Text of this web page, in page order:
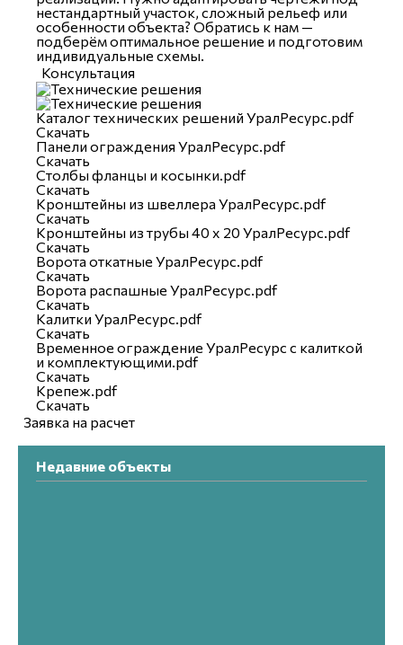
нестандартный участок, сложный рельеф или
особенности объекта? Обратись к нам —
подберём оптимальное решение и подготовим
индивидуальные схемы.
Консультация
Каталог технических решений УралРесурс.pdf
Скачать
Панели ограждения УралРесурс.pdf
Скачать
Столбы фланцы и косынки.pdf
Скачать
Кронштейны из швеллера УралРесурс.pdf
Скачать
Кронштейны из трубы 40 х 20 УралРесурс.pdf
Скачать
Ворота откатные УралРесурс.pdf
Скачать
Ворота распашные УралРесурс.pdf
Скачать
Калитки УралРесурс.pdf
Скачать
Временное ограждение УралРесурс с калиткой
и комплектующими.pdf
Скачать
Крепеж.pdf
Скачать
Заявка на расчет
Недавние объекты